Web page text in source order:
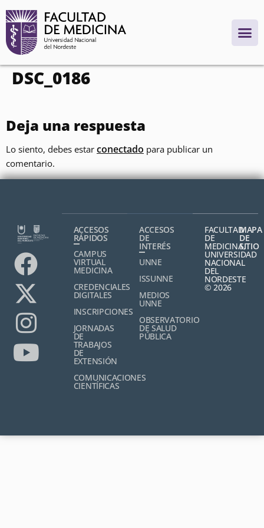
contenido
DSC_0186
Deja una respuesta
Lo siento, debes estar conectado para publicar un
comentario.
ACCESOS
RÁPIDOS
CAMPUS
VIRTUAL
MEDICINA
CREDENCIALES
DIGITALES
INSCRIPCIONES
JORNADAS
DE
TRABAJOS
DE
EXTENSIÓN
COMUNICACIONES
CIENTÍFICAS
ACCESOS
DE
INTERÉS
UNNE
ISSUNNE
MEDIOS
UNNE
OBSERVATORIO
DE SALUD
PÚBLICA
FACULTAD
DE
MEDICINA,
UNIVERSIDAD
NACIONAL
DEL
NORDESTE
© 2026
MAPA
DE
SITIO